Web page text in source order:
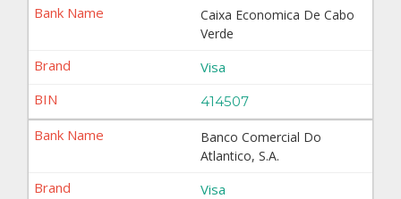
Caixa Economica De Cabo
Verde
Visa
414507
Banco Comercial Do
Atlantico, S.A.
Visa